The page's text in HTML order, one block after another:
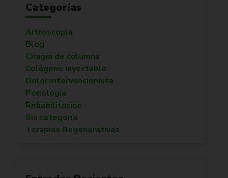
Categorías
Artroscopia
Blog
Cirugía de columna
Colágeno inyectable
Dolor intervencionista
Podología
Rehabilitación
Sin categoría
Terapias Regenerativas